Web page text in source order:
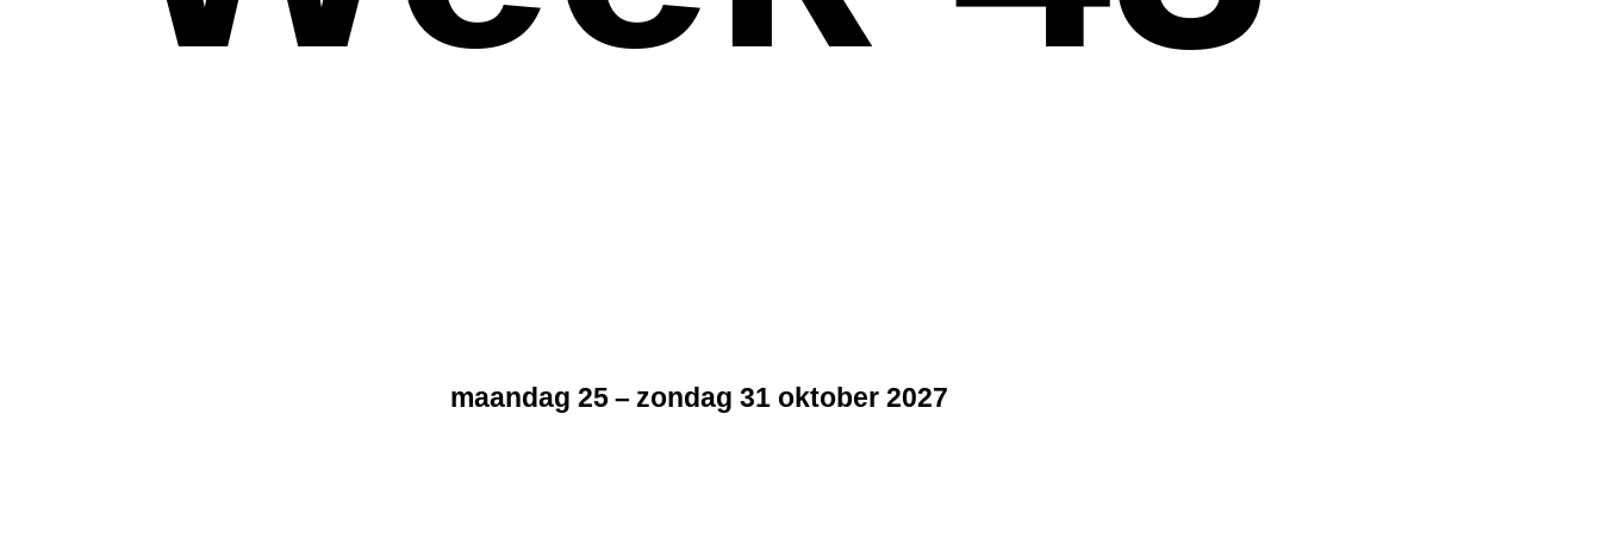
maandag 25 – zondag 31 oktober 2027